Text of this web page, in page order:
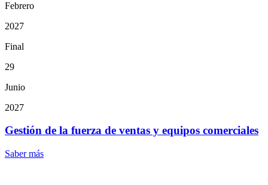
Febrero
2027
Final
29
Junio
2027
Gestión de la fuerza de ventas y equipos comerciales
Saber más